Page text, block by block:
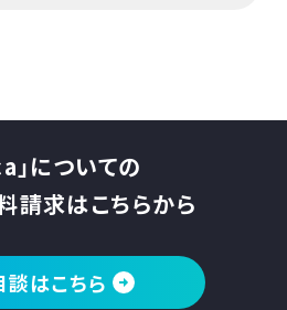
」についての
請求はこちらから
はこちら